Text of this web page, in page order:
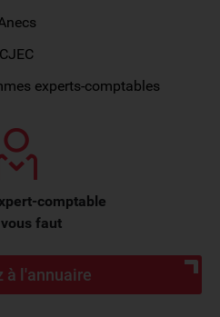
CJEC
experts-comptables
comptable
faut
à l'annuaire